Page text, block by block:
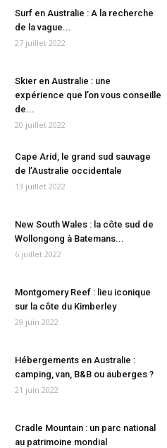
Surf en Australie : A la recherche
de la vague...
27 juillet 2022
Skier en Australie : une
expérience que l’on vous conseille
de...
20 juillet 2022
Cape Arid, le grand sud sauvage
de l’Australie occidentale
13 juillet 2022
New South Wales : la côte sud de
Wollongong à Batemans...
6 juillet 2022
Montgomery Reef : lieu iconique
sur la côte du Kimberley
29 juin 2022
Hébergements en Australie :
camping, van, B&B ou auberges ?
21 juin 2022
Cradle Mountain : un parc national
au patrimoine mondial